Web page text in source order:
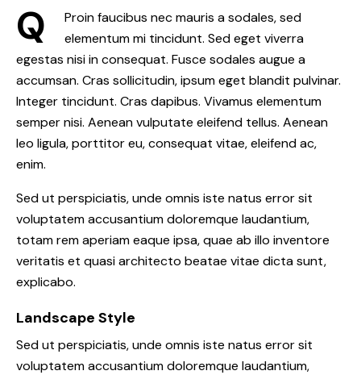
Q
Proin faucibus nec mauris a sodales, sed
elementum mi tincidunt. Sed eget viverra
egestas nisi in consequat. Fusce sodales augue a
accumsan. Cras sollicitudin, ipsum eget blandit pulvinar.
Integer tincidunt. Cras dapibus. Vivamus elementum
semper nisi. Aenean vulputate eleifend tellus. Aenean
leo ligula, porttitor eu, consequat vitae, eleifend ac,
enim.
Sed ut perspiciatis, unde omnis iste natus error sit
voluptatem accusantium doloremque laudantium,
totam rem aperiam eaque ipsa, quae ab illo inventore
veritatis et quasi architecto beatae vitae dicta sunt,
explicabo.
Landscape Style
Sed ut perspiciatis, unde omnis iste natus error sit
voluptatem accusantium doloremque laudantium,